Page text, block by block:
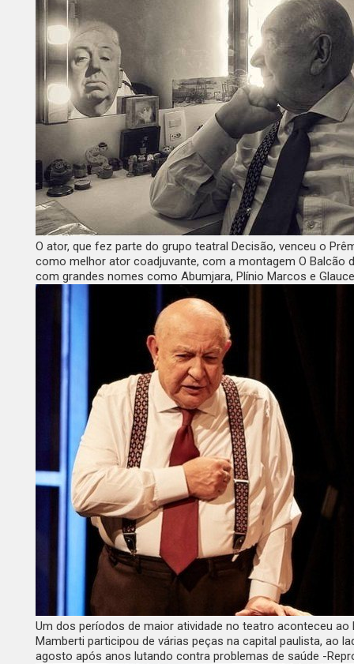
O ator, que fez parte do grupo teatral Decisão, venceu o
como melhor ator coadjuvante, com a montagem O Balcão
com grandes nomes como Abumjara, Plínio Marcos e
Um dos períodos de maior atividade no teatro aconteceu
Mamberti participou de várias peças na capital paulista, ao
agosto após anos lutando contra problemas de saúde -